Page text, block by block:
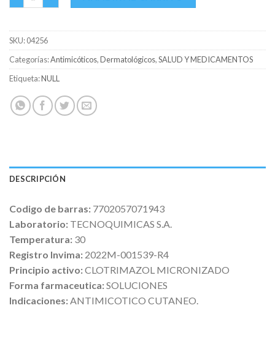
SKU:04256
Categorías:Antimicóticos,Dermatológicos,SALUD Y MEDICAMENTOS
Etiqueta:NULL
DESCRIPCIÓN
Codigo de barras: 7702057071943
Laboratorio: TECNOQUIMICAS S.A.
Temperatura: 30
Registro Invima: 2022M-001539-R4
Principio activo:CLOTRIMAZOL MICRONIZADO
Forma farmaceutica:SOLUCIONES
Indicaciones:ANTIMICOTICO CUTANEO.